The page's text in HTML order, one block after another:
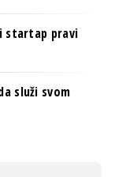
startap pravi
služi svom